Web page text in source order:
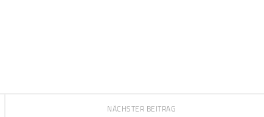
NÄCHSTER BEITRAG